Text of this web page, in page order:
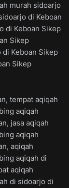
murah sidoarjo
di Keboan
di Keboan Sikep
Sikep
di Keboan Sikep
Sikep
tempat aqiqah
aqiqah
jasa aqiqah
aqiqah
aqiqah
aqiqah di
aqiqah
di sidoarjo di